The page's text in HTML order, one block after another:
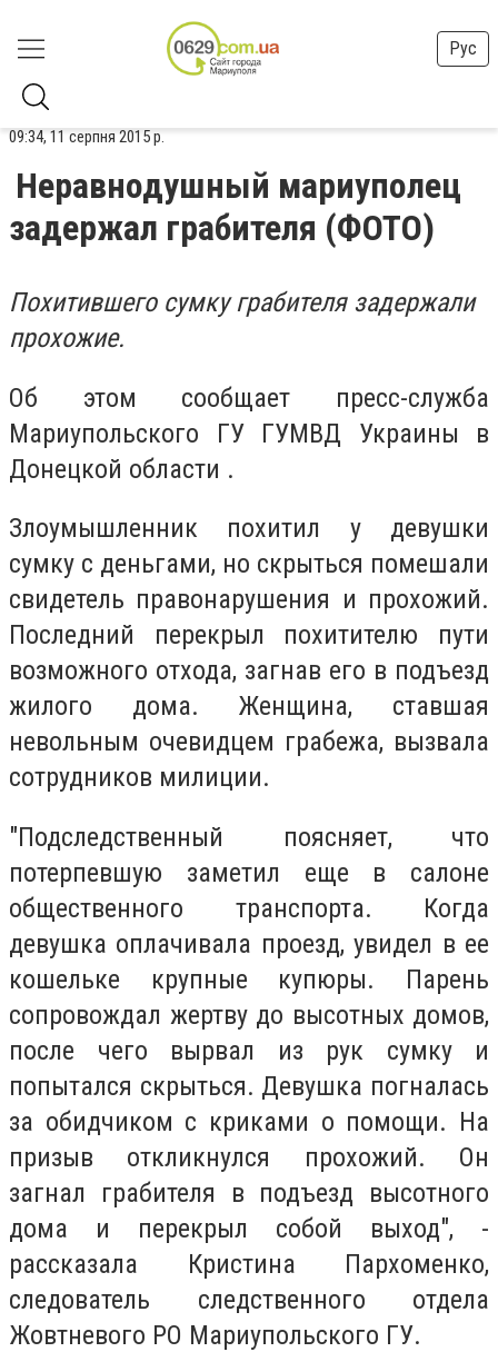
Рус
09:34, 11 серпня 2015 р.
Неравнодушный мариуполец
задержал грабителя (ФОТО)
Похитившего сумку грабителя задержали
прохожие.
Об этом сообщает пресс-служба
Мариупольского ГУ ГУМВД Украины в
Донецкой области .
Злоумышленник похитил у девушки
сумку с деньгами, но скрыться помешали
свидетель правонарушения и прохожий.
Последний перекрыл похитителю пути
возможного отхода, загнав его в подъезд
жилого дома. Женщина, ставшая
невольным очевидцем грабежа, вызвала
сотрудников милиции.
"Подследственный поясняет, что
потерпевшую заметил еще в салоне
общественного транспорта. Когда
девушка оплачивала проезд, увидел в ее
кошельке крупные купюры. Парень
сопровождал жертву до высотных домов,
после чего вырвал из рук сумку и
попытался скрыться. Девушка погналась
за обидчиком с криками о помощи. На
призыв откликнулся прохожий. Он
загнал грабителя в подъезд высотного
дома и перекрыл собой выход", -
рассказала Кристина Пархоменко,
следователь следственного отдела
Жовтневого РО Мариупольского ГУ.